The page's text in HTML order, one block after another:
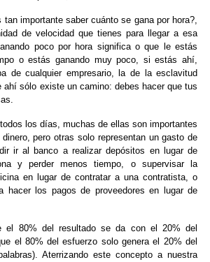
tan importante saber cuánto se gana por hora?,
de velocidad que tienes para llegar a esa
poco por hora significa o que le estás
o estás ganando muy poco, si estás ahí,
de cualquier empresario, la de la esclavitud
ahí sólo existe un camino: debes hacer que tus
los días, muchas de ellas son importantes
pero otras solo representan un gasto de
ir al banco a realizar depósitos en lugar de
y perder menos tiempo, o supervisar la
en lugar de contratar a una contratista, o
hacer los pagos de proveedores en lugar de
el 80% del resultado se da con el 20% del
el 80% del esfuerzo solo genera el 20% del
Aterrizando este concepto a nuestra